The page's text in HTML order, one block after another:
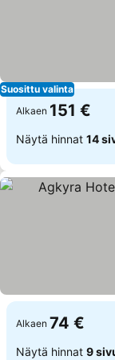
Suosittu valinta
Alkaen 151 €
Näytä hinnat 14
Alkaen 74 €
Näytä hinnat 9